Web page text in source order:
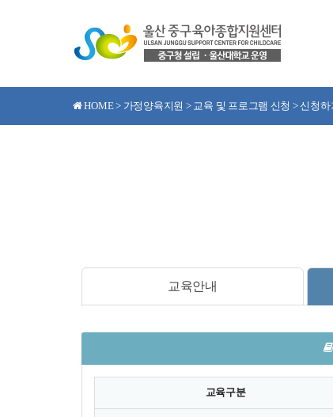
HOME > 가정양육지원 > 교육 및 프로그램 신청 > 신청하
교육안내
교육구분